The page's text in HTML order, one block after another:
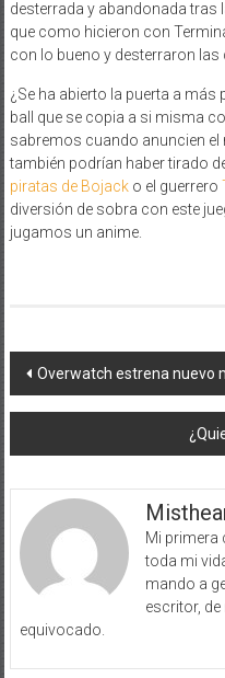
desterrada y abandonada tras
que como hicieron con
con lo bueno y desterraron
¿Se ha abierto la puerta a
ball que se copia a si misma
sabremos cuando anuncien el
también podrían haber tirado
piratas de Bojacko el guerrero
diversión de sobra con este
jugamos un anime.
Navegación
de
entradas
Overwatch estrena nuevo
Mi primera
toda mi
mando a
escritor,
equivocado.